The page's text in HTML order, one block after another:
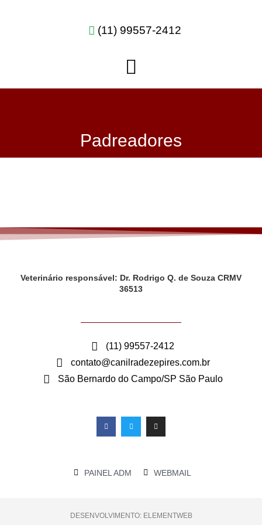
(11) 99557-2412
Padreadores
Veterinário responsável: Dr. Rodrigo Q. de Souza CRMV
36513
(11) 99557-2412
contato@canilradezepires.com.br
São Bernardo do Campo/SP São Paulo
PAINEL ADM WEBMAIL
DESENVOLVIMENTO: ELEMENTWEB